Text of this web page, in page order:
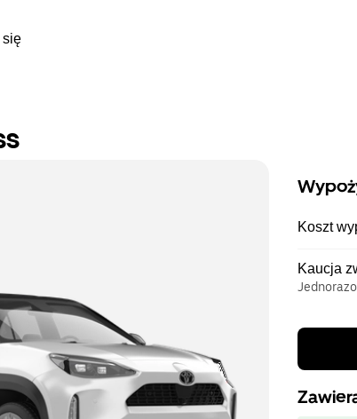
się
Koszt
Kaucja